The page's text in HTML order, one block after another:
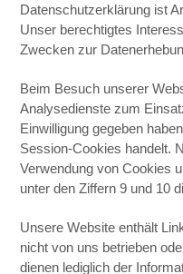
Datenschutzerklärung ist
Unser berechtigtes
Zwecken zur
Beim Besuch unserer
Analysedienste zum
Einwilligung gegeben
Session-Cookies handelt.
Verwendung von Cookies
unter den Ziffern 9 und 10
Unsere Website enthält
nicht von uns betrieben
dienen lediglich der